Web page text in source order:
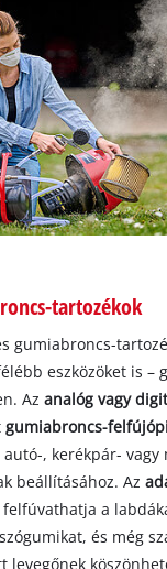
tartozékok
gumiabroncs-
eszközöket is –
Az analóg vagy
gumiabroncs-
, kerékpár- vagy
beállításához. Az
a
és még
levegőnek